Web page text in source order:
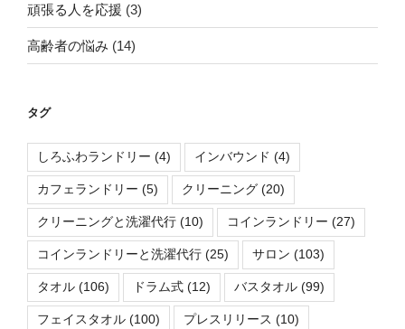
頑張る人を応援 (3)
高齢者の悩み (14)
タグ
しろふわランドリー (4) インバウンド (4)
カフェランドリー (5) クリーニング (20)
クリーニングと洗濯代行 (10) コインランドリー (27)
コインランドリーと洗濯代行 (25) サロン (103)
タオル (106) ドラム式 (12) バスタオル (99)
フェイスタオル (100) プレスリリース (10)